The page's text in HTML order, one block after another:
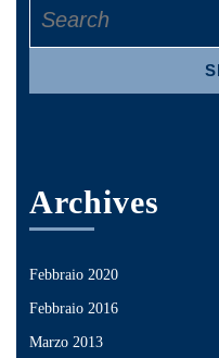
for:
Archives
Febbraio 2020
Febbraio 2016
Marzo 2013